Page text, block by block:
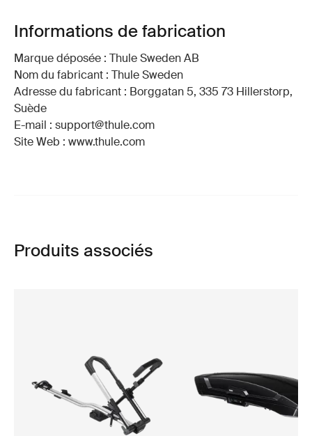
Informations de fabrication
Marque déposée : Thule Sweden AB
Nom du fabricant : Thule Sweden
Adresse du fabricant : Borggatan 5, 335 73 Hillerstorp,
Suède
E-mail : support@thule.com
Site Web : www.thule.com
Produits associés